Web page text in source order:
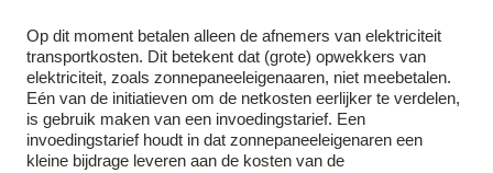
Op dit moment betalen alleen de afnemers van elektriciteit
transportkosten. Dit betekent dat (grote) opwekkers van
elektriciteit, zoals zonnepaneeleigenaaren, niet meebetalen.
Eén van de initiatieven om de netkosten eerlijker te verdelen,
is gebruik maken van een invoedingstarief. Een
invoedingstarief houdt in dat zonnepaneeleigenaren een
kleine bijdrage leveren aan de kosten van de